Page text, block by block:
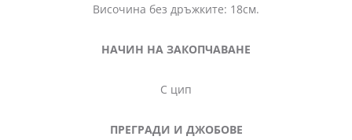
Височина без дръжките: 18см.
НАЧИН НА ЗАКОПЧАВАНЕ
С цип
ПРЕГРАДИ И ДЖОБОВЕ